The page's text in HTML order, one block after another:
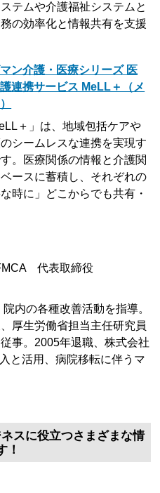
テムや介護福祉システムと
の効率化と情報共有を支援
ン介護・医療シリーズ 医
連携サービス MeLL＋（メ
＋」は、地域包括ケアや
シームレスな連携を実現す
。医療関係の情報と介護関
ースに蓄積し、それぞれの
時に」どこからでも共有・
代表取締役
内の各種改善活動を指導。
厚生労働省担当主任研究員
事。2005年退職、株式会社
と活用、病院移転に伴うマ
スに役立つさまざまな情
！